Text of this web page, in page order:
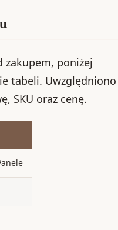
zakupem, poniżej
tabeli. Uwzględniono
SKU oraz cenę.